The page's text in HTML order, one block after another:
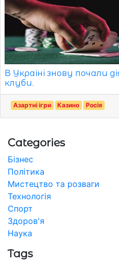
В Україні знову почали
клуби.
Азартні ігри Казино Росія
Categories
Бізнес
Політика
Мистецтво та розваги
Технологія
Спорт
Здоров'я
Наука
Tags